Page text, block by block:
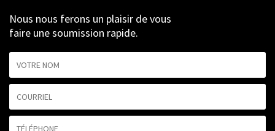
Nous nous ferons un plaisir de vous
faire une soumission rapide.